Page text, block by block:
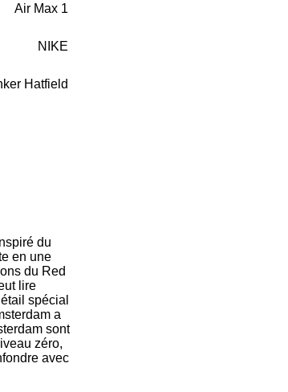
Air Max 1
NIKE
Hatfield
du
en une
du Red
lire
spécial
a
sont
zéro,
avec